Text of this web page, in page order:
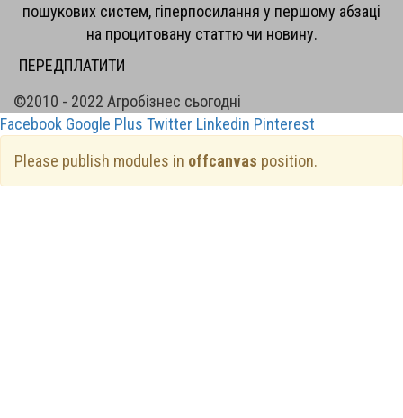
пошукових систем, гіперпосилання у першому абзаці
на процитовану статтю чи новину.
ПЕРЕДПЛАТИТИ
©2010 - 2022 Агробізнес сьогодні
Facebook Google Plus Twitter Linkedin Pinterest
Please publish modules in offcanvas position.